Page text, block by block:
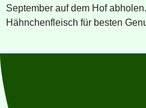
September auf dem Hof
Hähnchenfleisch für besten